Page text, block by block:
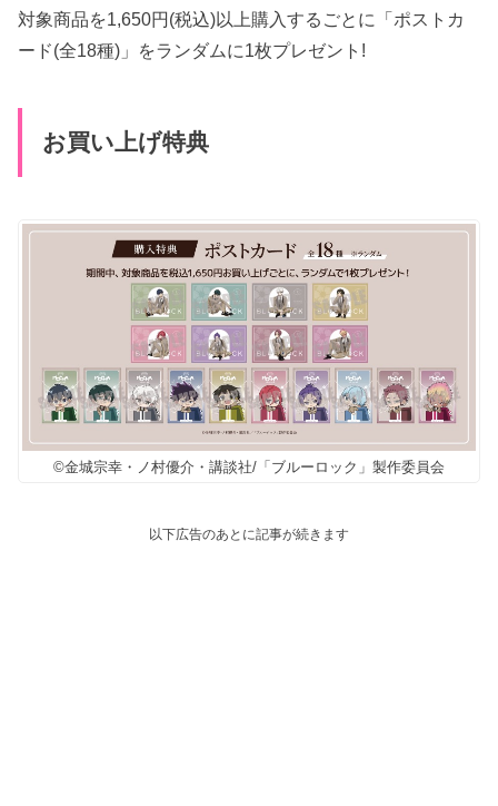
対象商品を1,650円(税込)以上購入するごとに「ポストカ
ード(全18種)」をランダムに1枚プレゼント!
お買い上げ特典
©金城宗幸・ノ村優介・講談社/「ブルーロック」製作委員会
以下広告のあとに記事が続きます